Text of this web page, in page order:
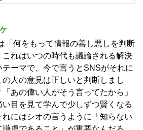
「何をもって情報の善し悪しを判断
これはいつの時代も議論される解決
テーマで、今で言うとSNSがそれに
の人の意見は正しいと判断しまし
あの偉い人がそう言ってたから」
い目を見て学んで少しずつ賢くなる
れにはシオの言うように「知らない